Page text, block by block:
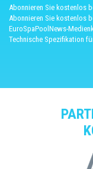
Abonnieren Sie kostenlos
Abonnieren Sie kostenlos
EuroSpaPoolNews-
Technische Spezifikation